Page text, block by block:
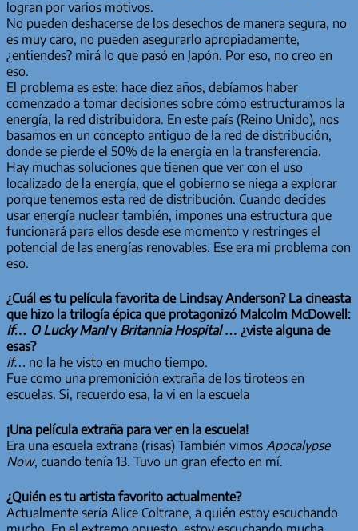
logran por varios motivos.
No pueden deshacerse de los desechos de manera segura, no
es muy caro, no pueden asegurarlo apropiadamente,
¿entiendes? mirá lo que pasó en Japón. Por eso, no creo en
eso.
El problema es este: hace diez años, debíamos haber
comenzado a tomar decisiones sobre cómo estructuramos la
energía, la red distribuidora. En este país (Reino Unido), nos
basamos en un concepto antiguo de la red de distribución,
donde se pierde el 50% de la energía en la transferencia.
Hay muchas soluciones que tienen que ver con el uso
localizado de la energía, que el gobierno se niega a explorar
porque tenemos esta red de distribución. Cuando decides
usar energía nuclear también, impones una estructura que
funcionará para ellos desde ese momento y restringes el
potencial de las energías renovables. Ese era mi problema con
eso.
¿Cuál es tu película favorita de Lindsay Anderson? La cineasta
que hizo la trilogía épica que protagonizó Malcolm McDowell:
If… O Lucky Man!y Britannia Hospital… ¿viste alguna de
esas?
If… no la he visto en mucho tiempo.
Fue como una premonición extraña de los tiroteos en
escuelas. Si, recuerdo esa, la vi en la escuela
¡Una película extraña para ver en la escuela!
Era una escuela extraña (risas) También vimos Apocalypse
Now, cuando tenía 13. Tuvo un gran efecto en mí.
¿Quién es tu artista favorito actualmente?
Actualmente sería Alice Coltrane, a quién estoy escuchando